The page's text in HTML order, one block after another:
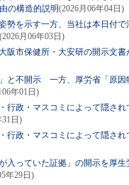
の構造的説明(2026月06年04日)
勢を示す一方、当社は本日付
(2026月06年03日)
市保健所・大安研の開示文書
と不開示 一方、厚労省「原因
06年01日)
行政・マスコミによって隠さ
31日)
行政・マスコミによって隠さ
入っていた証拠」の開示を厚生
年29日)